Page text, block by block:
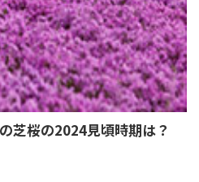
芝桜の2024見頃時期は？